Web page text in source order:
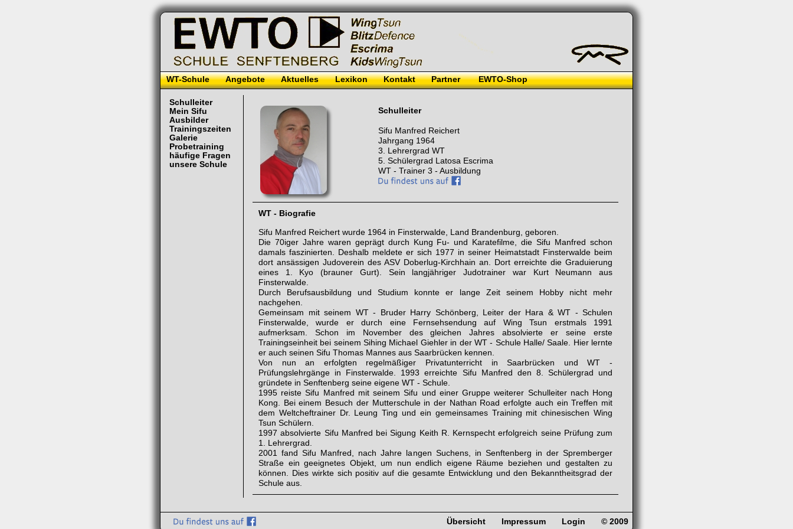
WT-Schule Angebote Aktuelles Lexikon Kontakt Partner EWTO-Shop
Schulleiter
Mein Sifu
Ausbilder
Trainingszeiten
Galerie
Probetraining
häufige Fragen
unsere Schule
Schulleiter
Sifu Manfred Reichert
Jahrgang 1964
3. Lehrergrad WT
5. Schülergrad Latosa Escrima
WT - Trainer 3 - Ausbildung
WT - Biografie
Sifu Manfred Reichert wurde 1964 in Finsterwalde, Land Brandenburg, geboren.
Die 70iger Jahre waren geprägt durch Kung Fu- und Karatefilme, die Sifu Manfred schon
damals faszinierten. Deshalb meldete er sich 1977 in seiner Heimatstadt Finsterwalde beim
dort ansässigen Judoverein des ASV Doberlug-Kirchhain an. Dort erreichte die Graduierung
eines 1. Kyo (brauner Gurt). Sein langjähriger Judotrainer war Kurt Neumann aus
Finsterwalde.
Durch Berufsausbildung und Studium konnte er lange Zeit seinem Hobby nicht mehr
nachgehen.
Gemeinsam mit seinem WT - Bruder Harry Schönberg, Leiter der Hara & WT - Schulen
Finsterwalde, wurde er durch eine Fernsehsendung auf Wing Tsun erstmals 1991
aufmerksam. Schon im November des gleichen Jahres absolvierte er seine erste
Trainingseinheit bei seinem Sihing Michael Giehler in der WT - Schule Halle/ Saale. Hier lernte
er auch seinen Sifu Thomas Mannes aus Saarbrücken kennen.
Von nun an erfolgten regelmäßiger Privatunterricht in Saarbrücken und WT -
Prüfungslehrgänge in Finsterwalde. 1993 erreichte Sifu Manfred den 8. Schülergrad und
gründete in Senftenberg seine eigene WT - Schule.
1995 reiste Sifu Manfred mit seinem Sifu und einer Gruppe weiterer Schulleiter nach Hong
Kong. Bei einem Besuch der Mutterschule in der Nathan Road erfolgte auch ein Treffen mit
dem Weltcheftrainer Dr. Leung Ting und ein gemeinsames Training mit chinesischen Wing
Tsun Schülern.
1997 absolvierte Sifu Manfred bei Sigung Keith R. Kernspecht erfolgreich seine Prüfung zum
1. Lehrergrad.
2001 fand Sifu Manfred, nach Jahre langen Suchens, in Senftenberg in der Spremberger
Straße ein geeignetes Objekt, um nun endlich eigene Räume beziehen und gestalten zu
können. Dies wirkte sich positiv auf die gesamte Entwicklung und den Bekanntheitsgrad der
Schule aus.
Übersicht Impressum Login © 2009